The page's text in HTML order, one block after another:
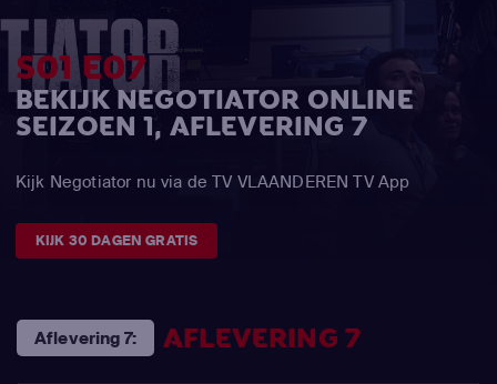
S01 E07
BEKIJK NEGOTIATOR ONLINE
SEIZOEN 1, AFLEVERING 7
Kijk Negotiator nu via de TV VLAANDEREN TV App
KIJK 30 DAGEN GRATIS
Aflevering 7: AFLEVERING 7